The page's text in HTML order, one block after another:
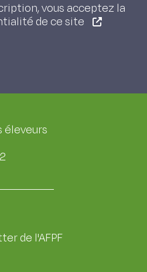
vous acceptez la
de ce site
éleveurs
de l'AFPF